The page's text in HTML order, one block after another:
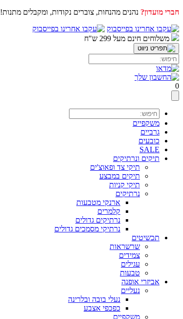
חברי מועדון? נהנים מהנחות, צוברים נקודות, ומקבלים מתנות!
דלג
לתוכןמשלוחים חינם מעל 299 ש"ח
0
משקפיים
גרביים
כובעים
SALE
תיקים ונרתיקים
תיקי צד ופאוצ'ים
תיקים במבצע
תיקי קניות
נרתיקים
ארנקי מטבעות
קלמרים
נרתיקים גדולים
נרתיקי מסמכים גדולים
תכשיטים
שרשראות
צמידים
עגילים
טבעות
אביזרי אופנה
נעליים
נעלי בובה ובלרינה
כפכפי אצבע
משקפיים